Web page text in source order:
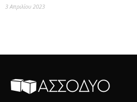
3 Απριλίου 2023